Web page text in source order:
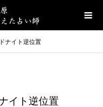
ナイト逆位置
イト逆位置